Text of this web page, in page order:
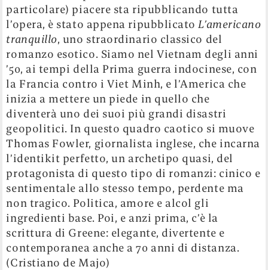
particolare) piacere sta ripubblicando tutta
l’opera, è stato appena ripubblicatoL’americano
tranquillo, uno straordinario classico del
romanzo esotico. Siamo nel Vietnam degli anni
’50, ai tempi della Prima guerra indocinese, con
la Francia contro i Viet Minh, e l’America che
inizia a mettere un piede in quello che
diventerà uno dei suoi più grandi disastri
geopolitici. In questo quadro caotico si muove
Thomas Fowler, giornalista inglese, che incarna
l’identikit perfetto, un archetipo quasi, del
protagonista di questo tipo di romanzi: cinico e
sentimentale allo stesso tempo, perdente ma
non tragico. Politica, amore e alcol gli
ingredienti base. Poi, e anzi prima, c’è la
scrittura di Greene: elegante, divertente e
contemporanea anche a 70 anni di distanza.
(Cristiano de Majo)